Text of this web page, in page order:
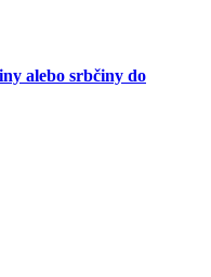
alebo srbčiny do